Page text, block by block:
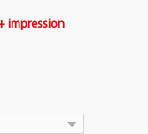
impression